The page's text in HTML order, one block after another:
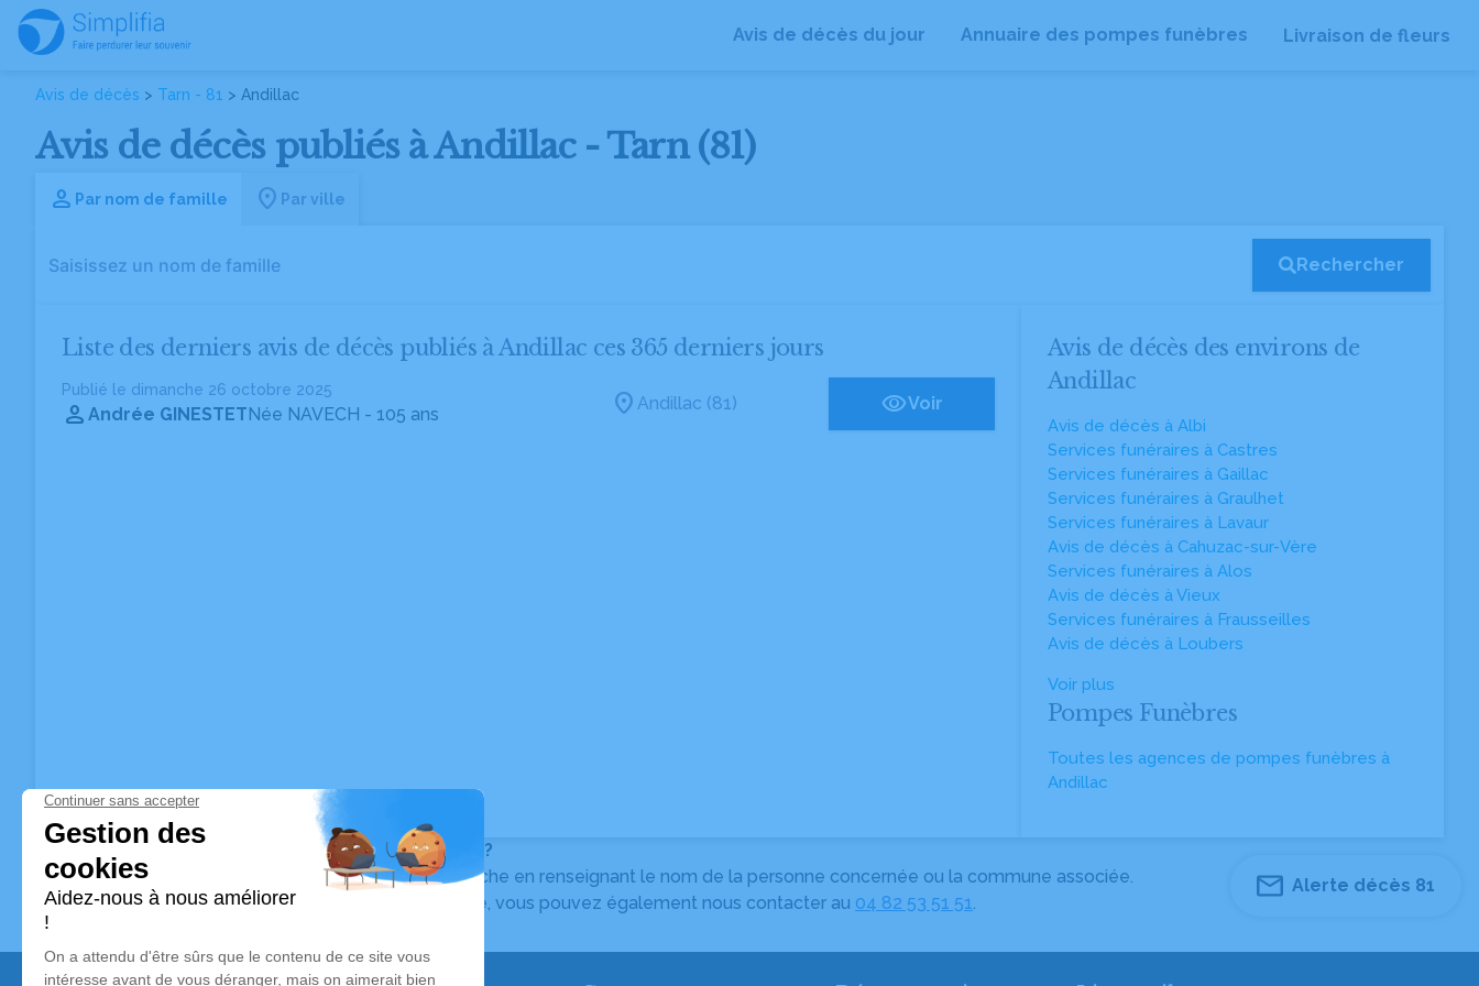
Avis de décès du jour Annuaire des pompes funèbres Livraison de fleurs
Avis de décès > Tarn - 81 > Andillac
Avis de décès publiés à Andillac - Tarn (81)
Par nom de famille Par ville
Rechercher
Liste des derniers avis de décès publiés à Andillac ces 365 derniers jours
Publié le dimanche 26 octobre 2025
Andrée GINESTETNée NAVECH - 105 ans
Andillac (81) Voir
Avis de décès des environs de
Andillac
Avis de décès à Albi
Services funéraires à Castres
Services funéraires à Gaillac
Services funéraires à Graulhet
Services funéraires à Lavaur
Avis de décès à Cahuzac-sur-Vère
Services funéraires à Alos
Avis de décès à Vieux
Services funéraires à Frausseilles
Avis de décès à Loubers
Voir plus
Pompes Funèbres
Toutes les agences de pompes funèbres à
Andillac
Vous ne trouvez pas l’avis de décès recherché ?
Pour affiner votre recherche, utilisez la barre de recherche en renseignant le nom de la personne concernée ou la commune associée.
Pour toute question relative au fonctionnement du site, vous pouvez également nous contacter au 04 82 53 51 51.
Alerte décès 81